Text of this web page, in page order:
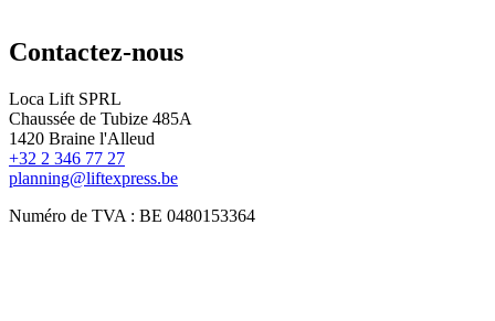
Contactez-nous
Loca Lift SPRL
Chaussée de Tubize 485A
1420 Braine l'Alleud
+32 2 346 77 27
planning@liftexpress.be
Numéro de TVA : BE 0480153364